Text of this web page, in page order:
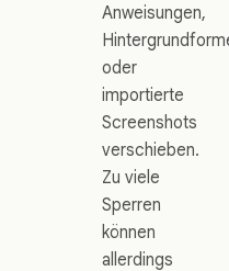
Anweisungen,
oder
importierte
Screenshots
verschieben.
Zu viele
Sperren
können
allerdings